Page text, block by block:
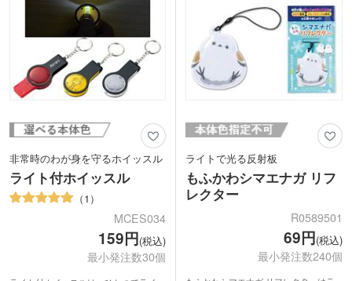
非常時のわが身を守るホイッスル
ライト付ホイッスル
1
MCES034
159円(税込)
最小発注数30個
ライトで光る反射板
もふかわシマエナガ リフ
レクター
R0589501
69円(税込)
最小発注数240個